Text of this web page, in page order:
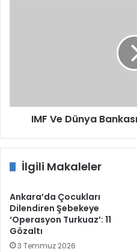
IMF Ve Dünya
İlgili Makaleler
Ankara’da Çocukları
Dilendiren Şebekeye
‘Operasyon Turkuaz’: 11
Gözaltı
3 Temmuz 2026